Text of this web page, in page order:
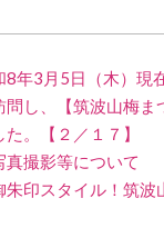
8年3月5日（木）現
し、【筑波山梅ま
。【２／１７】
撮影等について
朱印スタイル！筑波